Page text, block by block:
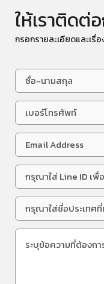
ให้เราติดต่
กรอกรายละเอียดและเรื่อ